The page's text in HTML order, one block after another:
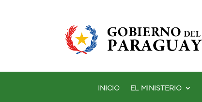
INICIO EL MINISTERIO